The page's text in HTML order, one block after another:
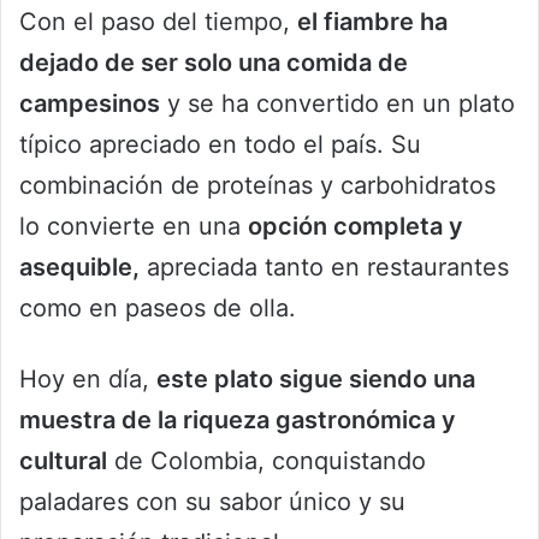
Con el paso del tiempo, el fiambre ha
dejado de ser solo una comida de
campesinos y se ha convertido en un plato
típico apreciado en todo el país. Su
combinación de proteínas y carbohidratos
lo convierte en una opción completa y
asequible, apreciada tanto en restaurantes
como en paseos de olla.
Hoy en día, este plato sigue siendo una
muestra de la riqueza gastronómica y
cultural de Colombia, conquistando
paladares con su sabor único y su